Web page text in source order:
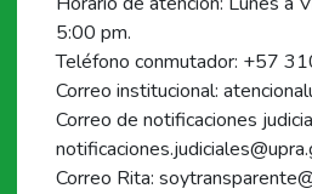
5:00 pm.
Teléfono conmutador: +57
Correo institucional:
Correo de notificaciones
Correo Rita: